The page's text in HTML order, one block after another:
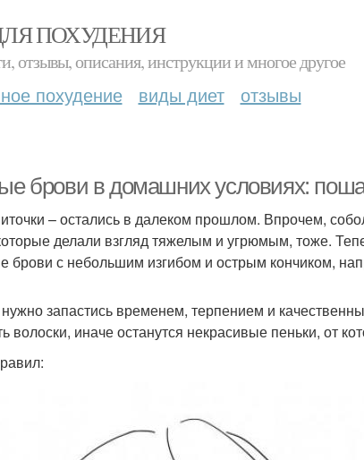
ПОХУДЕНИЯ
отзывы, описания, инструкции и многое другое
похудение виды диет отзывы
брови в домашних условиях:
– остались в далеком прошлом. Впрочем,
делали взгляд тяжелым и угрюмым, тоже.
брови с небольшим изгибом и острым кончиком,
запастись временем, терпением и
иначе останутся некрасивые пеньки, от